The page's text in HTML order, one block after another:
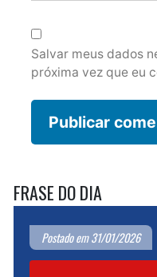
Salvar meus dados
próxima vez que eu
FRASE DO DIA
Postado em 31/01/2026